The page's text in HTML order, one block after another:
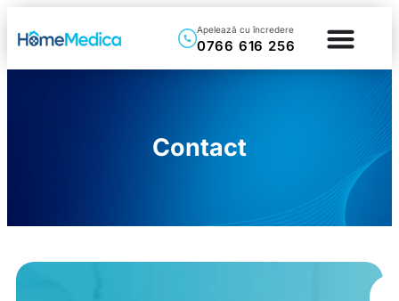
Apelează cu încredere
0766 616 256
Contact